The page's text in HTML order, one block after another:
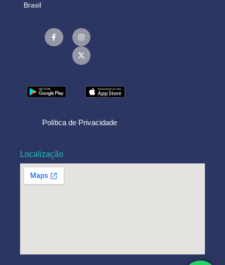
Brasil
Política de Privacidade
Localização